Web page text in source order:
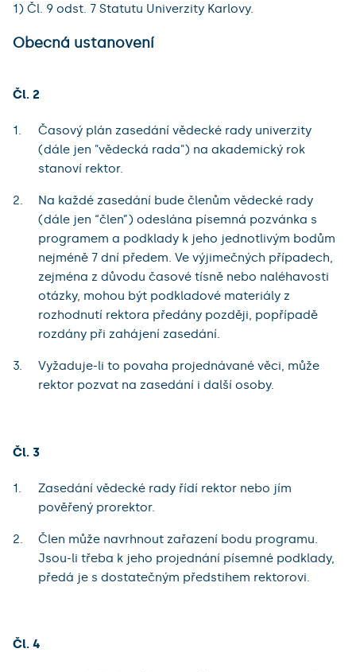
1) Čl. 9 odst. 7 Statutu Univerzity Karlovy.
Obecná ustanovení
Čl. 2
Časový plán zasedání vědecké rady univerzity
(dále jen "vědecká rada") na akademický rok
stanoví rektor.
Na každé zasedání bude členům vědecké rady
(dále jen “člen”) odeslána písemná pozvánka s
programem a podklady k jeho jednotlivým bodům
nejméně 7 dní předem. Ve výjimečných případech,
zejména z důvodu časové tísně nebo naléhavosti
otázky, mohou být podkladové materiály z
rozhodnutí rektora předány později, popřípadě
rozdány při zahájení zasedání.
Vyžaduje-li to povaha projednávané věci, může
rektor pozvat na zasedání i další osoby.
Čl. 3
Zasedání vědecké rady řídí rektor nebo jím
pověřený prorektor.
Člen může navrhnout zařazení bodu programu.
Jsou-li třeba k jeho projednání písemné podklady,
předá je s dostatečným předstihem rektorovi.
Čl. 4